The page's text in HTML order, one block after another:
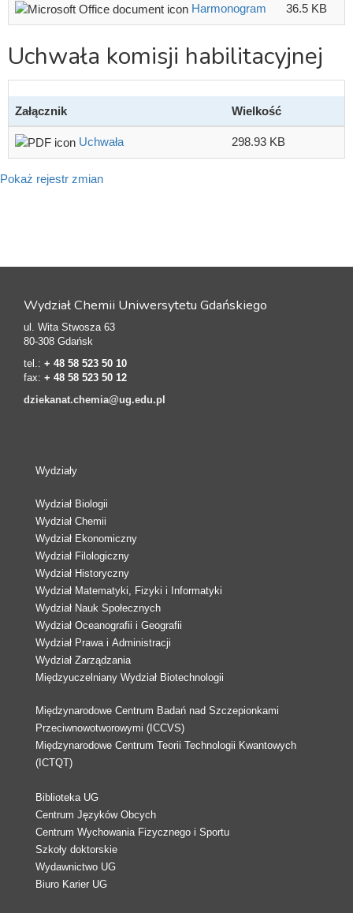
Harmonogram 36.5 KB
Uchwała komisji habilitacyjnej
Załącznik Wielkość
Uchwała 298.93 KB
Pokaż rejestr zmian
Wydział Chemii Uniwersytetu Gdańskiego
ul. Wita Stwosza 63
80-308 Gdańsk
tel.: + 48 58 523 50 10
fax: + 48 58 523 50 12
dziekanat.chemia@ug.edu.pl
Wydziały
Wydział Biologii
Wydział Chemii
Wydział Ekonomiczny
Wydział Filologiczny
Wydział Historyczny
Wydział Matematyki, Fizyki i Informatyki
Wydział Nauk Społecznych
Wydział Oceanografii i Geografii
Wydział Prawa i Administracji
Wydział Zarządzania
Międzyuczelniany Wydział Biotechnologii
Międzynarodowe Centrum Badań nad Szczepionkami
Przeciwnowotworowymi (ICCVS)
Międzynarodowe Centrum Teorii Technologii Kwantowych
(ICTQT)
Biblioteka UG
Centrum Języków Obcych
Centrum Wychowania Fizycznego i Sportu
Szkoły doktorskie
Wydawnictwo UG
Biuro Karier UG